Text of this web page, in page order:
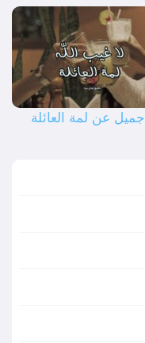
عن لمة العائلة